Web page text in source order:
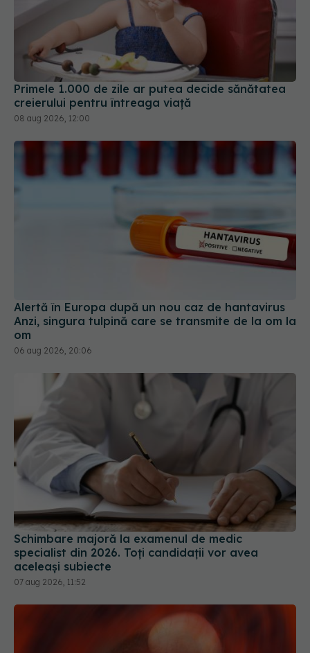
Primele 1.000 de zile ar putea decide sănătatea
creierului pentru întreaga viață
08 aug 2026, 12:00
Alertă în Europa după un nou caz de hantavirus
Anzi, singura tulpină care se transmite de la om la
Schimbare majoră la examenul de medic
specialist din 2026. Toți candidații vor avea
aceleași subiecte
07 aug 2026, 11:52